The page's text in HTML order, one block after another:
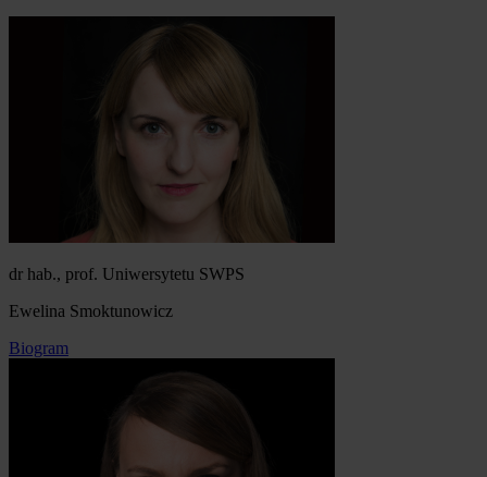
dr hab., prof. Uniwersytetu SWPS
Ewelina Smoktunowicz
Biogram